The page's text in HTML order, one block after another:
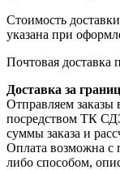
Стоимость
указана при
Почтовая доставка
Доставка за
Отправляем заказы
посредством ТК
суммы заказа и
Оплата возможна
либо способом,